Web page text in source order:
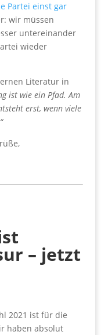
Partei einst gar
wir müssen
untereinander
wieder
Literatur in
ist wie ein Pfad. Am
erst, wenn viele
– jetzt
2021 ist für die
haben absolut